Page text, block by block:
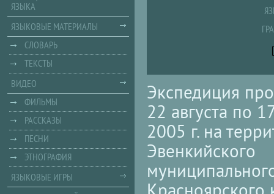
Экспедиция
22 августа по
2005 г. на
Эвенкийского
ЯЗЫКА
ЯЗЫКОВЫЕ МАТЕРИАЛЫ
СЛОВАРЬ
ТЕКСТЫ
ВИДЕО
ФИЛЬМЫ
РАССКАЗЫ
ПЕСНИ
ЭТНОГРАФИЯ
ЯЗЫКОВЫЕ ИГРЫ